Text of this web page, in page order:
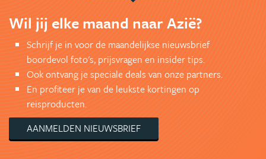
Wil jij elke maand naar Azië?
Schrijf je in voor de maandelijkse nieuwsbrief
boordevol foto's, prijsvragen en insider tips.
Ook ontvang je speciale deals van onze partners.
En profiteer je van de leukste kortingen op
reisproducten.
AANMELDEN NIEUWSBRIEF